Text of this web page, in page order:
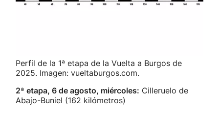
Perfil de la 1ª etapa de la Vuelta a Burgos de
2025. Imagen: vueltaburgos.com.
2ª etapa, 6 de agosto, miércoles: Cilleruelo de
Abajo-Buniel (162 kilómetros)